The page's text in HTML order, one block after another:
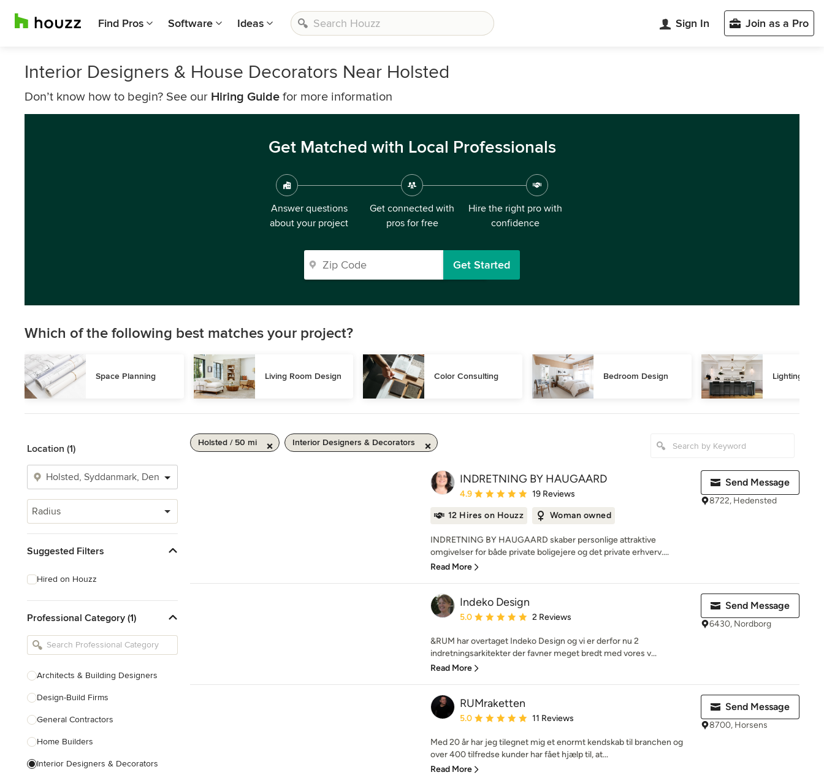
Find Pros Software Ideas Sign In Join as a Pro
Interior Designers & House Decorators Near Holsted
Don’t know how to begin? See our Hiring Guide for more information
Get Matched with Local Professionals
Answer questions
about your project
Get connected with
pros for free
Hire the right pro with
confidence
Get Started
Which of the following best matches your project?
Space Planning Living Room Design Color Consulting Bedroom Design Lighting
Location (1)
Radius
Suggested Filters
Hired on Houzz
Professional Category (1)
Architects & Building Designers
Design-Build Firms
General Contractors
Home Builders
Interior Designers & Decorators
Holsted / 50 mi Interior Designers & Decorators
INDRETNING BY HAUGAARD
Average rating: 4.9 out of 5 stars
4.9 19 Reviews
12 Hires on Houzz Woman owned
INDRETNING BY HAUGAARD skaber personlige attraktive
omgivelser for både private boligejere og det private erhverv....
Read More
Send Message
8722, Hedensted
Indeko Design
Average rating: 5 out of 5 stars
5.0 2 Reviews
&RUM har overtaget Indeko Design og vi er derfor nu 2
indretningsarkitekter der favner meget bredt med vores v...
Read More
Send Message
6430, Nordborg
RUMraketten
Average rating: 5 out of 5 stars
5.0 11 Reviews
Med 20 år har jeg tilegnet mig et enormt kendskab til branchen og
over 400 tilfredse kunder har fået hjælp til, at...
Read More
Send Message
8700, Horsens